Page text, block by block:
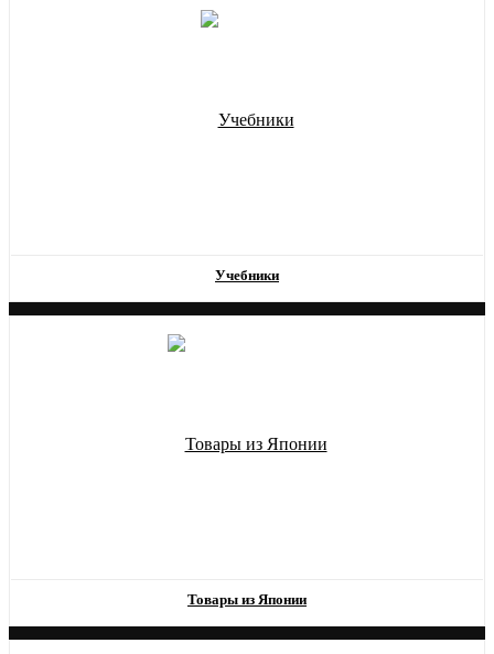
Учебники
Товары из Японии